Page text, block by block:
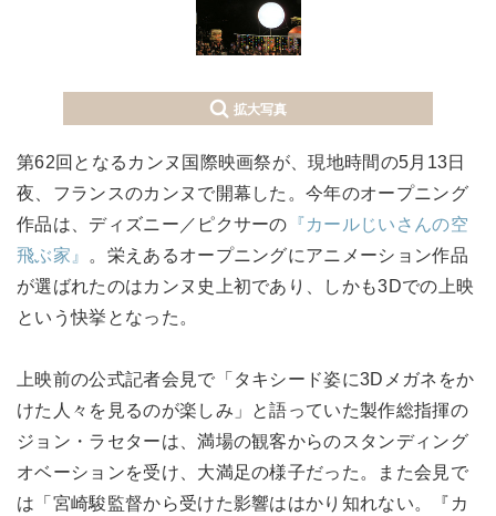
拡大写真
第62回となるカンヌ国際映画祭が、現地時間の5月13日
夜、フランスのカンヌで開幕した。今年のオープニング
作品は、ディズニー／ピクサーの 『カールじいさんの空
飛ぶ家』
。栄えあるオープニングにアニメーション作品
が選ばれたのはカンヌ史上初であり、しかも3Dでの上映
という快挙となった。
上映前の公式記者会見で「タキシード姿に3Dメガネをか
けた人々を見るのが楽しみ」と語っていた製作総指揮の
ジョン・ラセターは、満場の観客からのスタンディング
オベーションを受け、大満足の様子だった。また会見で
は「宮崎駿監督から受けた影響ははかり知れない。『カ